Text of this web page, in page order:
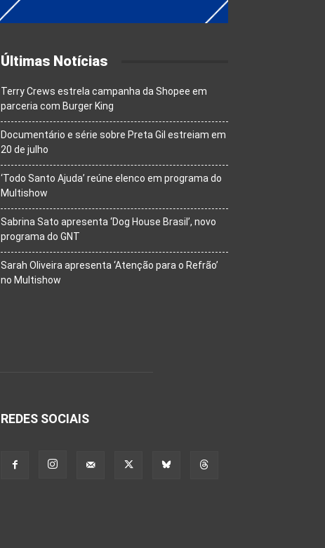
Últimas Notícias
Terry Crews estrela campanha da Shopee em
parceria com Burger King
Documentário e série sobre Preta Gil estreiam em
20 de julho
‘Todo Santo Ajuda’ reúne elenco em programa do
Multishow
Sabrina Sato apresenta ‘Dog House Brasil’, novo
programa do GNT
Sarah Oliveira apresenta ‘Atenção para o Refrão’
no Multishow
REDES SOCIAIS